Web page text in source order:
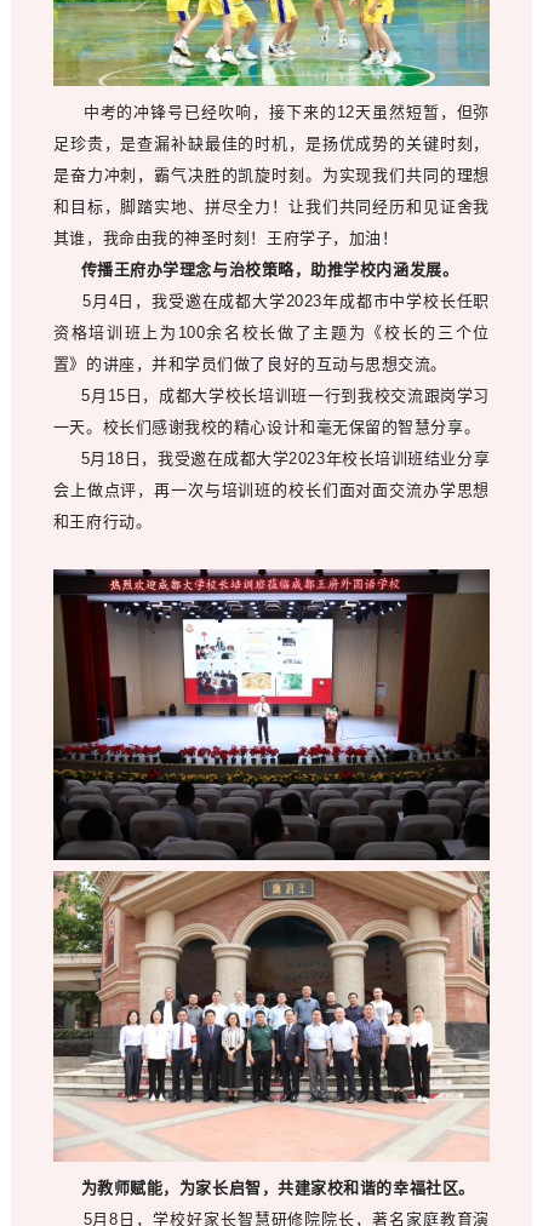
中考的冲锋号已经吹响，接下来的12天虽然短暂，但弥
足珍贵，是查漏补缺最佳的时机，是扬优成势的关键时刻，
是奋力冲刺，霸气决胜的凯旋时刻。为实现我们共同的理想
和目标，脚踏实地、拼尽全力！让我们共同经历和见证舍我
其谁，我命由我的神圣时刻！王府学子，加油！
传播王府办学理念与治校策略，助推学校内涵发展。
5月4日，我受邀在成都大学2023年成都市中学校长任职
资格培训班上为100余名校长做了主题为《校长的三个位
置》的讲座，并和学员们做了良好的互动与思想交流。
5月15日，成都大学校长培训班一行到我校交流跟岗学习
一天。校长们感谢我校的精心设计和毫无保留的智慧分享。
5月18日，我受邀在成都大学2023年校长培训班结业分享
会上做点评，再一次与培训班的校长们面对面交流办学思想
和王府行动。
为教师赋能，为家长启智，共建家校和谐的幸福社区。
5月8日，学校好家长智慧研修院院长，著名家庭教育演